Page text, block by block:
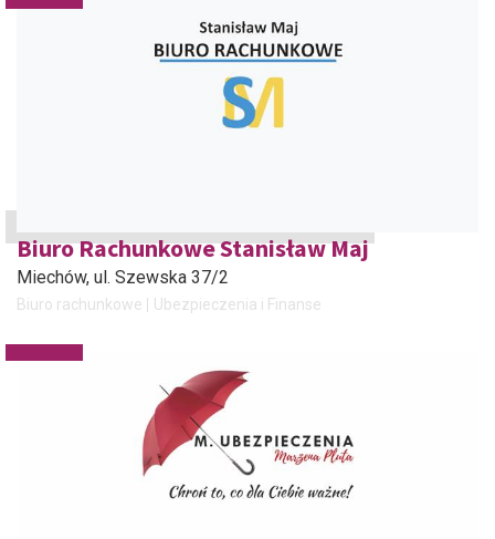
Biuro Rachunkowe Stanisław Maj
Miechów, ul. Szewska 37/2
Biuro rachunkowe Ubezpieczenia i Finanse